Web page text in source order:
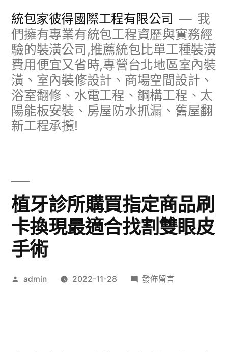
統包家彼得國際工程有限公司
我
們擁有專業有統包工程資歷與實務經
驗的裝潢公司,推薦統包比單工種裝潢
費用便宜又省時,專營台北地區室內裝
潢、室內裝修設計、商場空間設計、
浴室翻修、水電工程、鋼構工程、太
陽能板安裝、房屋防水抓漏、舊屋翻
新工程承攬!
植牙診所購買指定商品刷
卡換現最適合找割雙眼皮
手術
作
admin 2022-11-28
在
發佈留言